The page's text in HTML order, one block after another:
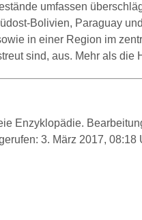
umfassen
Bolivien, Paraguay
in einer Region im
sind, aus. Mehr als
Enzyklopädie.
3. März 2017, 08:18